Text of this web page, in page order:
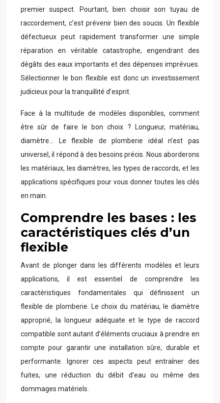
premier suspect. Pourtant, bien choisir son tuyau de
raccordement, c’est prévenir bien des soucis. Un flexible
défectueux peut rapidement transformer une simple
réparation en véritable catastrophe, engendrant des
dégâts des eaux importants et des dépenses imprévues.
Sélectionner le bon flexible est donc un investissement
judicieux pour la tranquillité d’esprit.
Face à la multitude de modèles disponibles, comment
être sûr de faire le bon choix ? Longueur, matériau,
diamètre… Le flexible de plomberie idéal n’est pas
universel, il répond à des besoins précis. Nous aborderons
les matériaux, les diamètres, les types de raccords, et les
applications spécifiques pour vous donner toutes les clés
en main.
Comprendre les bases : les
caractéristiques clés d’un
flexible
Avant de plonger dans les différents modèles et leurs
applications, il est essentiel de comprendre les
caractéristiques fondamentales qui définissent un
flexible de plomberie. Le choix du matériau, le diamètre
approprié, la longueur adéquate et le type de raccord
compatible sont autant d’éléments cruciaux à prendre en
compte pour garantir une installation sûre, durable et
performante. Ignorer ces aspects peut entraîner des
fuites, une réduction du débit d’eau ou même des
dommages matériels.